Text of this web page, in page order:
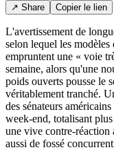
↗ Share Copier le lien
L'avertissement de
selon lequel les
empruntent une « voie
semaine, alors qu'une
poids ouverts pousse le
véritablement tranché.
des sénateurs
week-end, totalisant
une vive contre-réaction
aussi de fossé